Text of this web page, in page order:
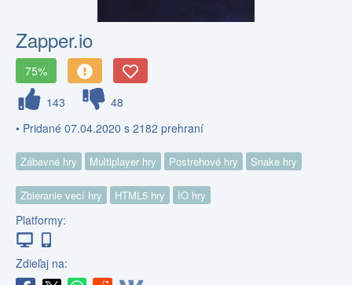
Zapper.io
75%
143
48
• Pridané 07.04.2020 s 2182 prehraní
Zábavné hry Multiplayer hry Postrehové hry Snake hry
Zbieranie vecí hry HTML5 hry IO hry
Platformy:
Zdieľaj na: